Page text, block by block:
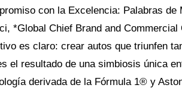
con la Excelencia: Palabras de
*Global Chief Brand and
es claro: crear autos que triunfen
el resultado de una simbiosis única
derivada de la Fórmula 1® y